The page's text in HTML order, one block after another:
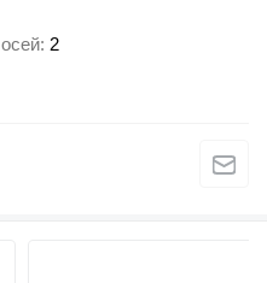
осей 2